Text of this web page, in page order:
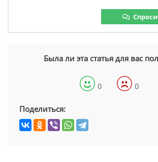
Была ли эта статья для вас
0 0
Поделиться: